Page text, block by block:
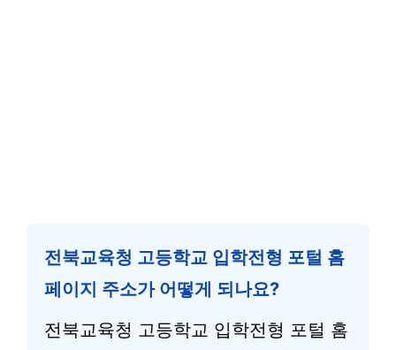
전북교육청 고등학교 입학전형 포털 홈
페이지 주소가 어떻게 되나요?
전북교육청 고등학교 입학전형 포털 홈